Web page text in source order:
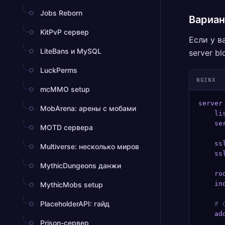
Jobs Reborn
KitPvP сервер
LiteBans и MySQL
LuckPerms
mcMMO setup
MobArena: арены с мобами
MOTD сервера
Multiverse: несколько миров
MythicDungeons данжи
MythicMobs setup
PlaceholderAPI: гайд
Prison-сервер
Если у
server
NGINX
server
#